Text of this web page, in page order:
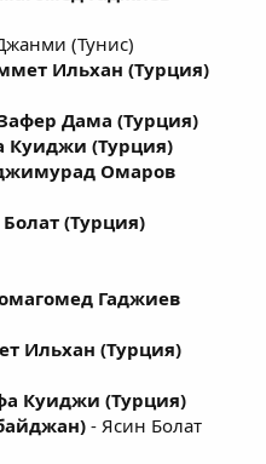
(Тунис)
Ильхан (Турция)
Дама (Турция)
Куиджи (Турция)
Омаров
(Турция)
Гаджиев
Ильхан (Турция)
Куиджи (Турция)
- Ясин Болат